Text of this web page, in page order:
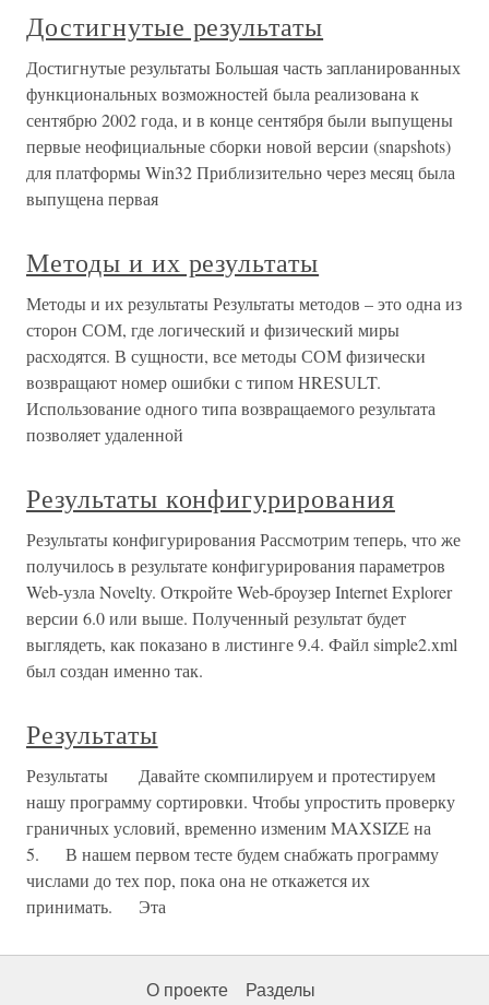
Достигнутые результаты
Достигнутые результаты Большая часть запланированных
функциональных возможностей была реализована к
сентябрю 2002 года, и в конце сентября были выпущены
первые неофициальные сборки новой версии (snapshots)
для платформы Win32 Приблизительно через месяц была
выпущена первая
Методы и их результаты
Методы и их результаты Результаты методов – это одна из
сторон СОМ, где логический и физический миры
расходятся. В сущности, все методы СОМ физически
возвращают номер ошибки с типом НRESULT.
Использование одного типа возвращаемого результата
позволяет удаленной
Результаты конфигурирования
Результаты конфигурирования Рассмотрим теперь, что же
получилось в результате конфигурирования параметров
Web-узла Novelty. Откройте Web-броузер Internet Explorer
версии 6.0 или выше. Полученный результат будет
выглядеть, как показано в листинге 9.4. Файл simple2.xml
был создан именно так.
Результаты
Результаты Давайте скомпилируем и протестируем
нашу программу сортировки. Чтобы упростить проверку
граничных условий, временно изменим MAXSIZE на
5. В нашем первом тесте будем снабжать программу
числами до тех пор, пока она не откажется их
принимать. Эта
О проекте Разделы